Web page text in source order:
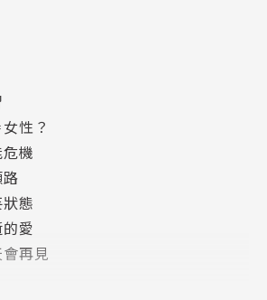
，
。」
旅程既漫長又艱難，
機的時刻，
顧地擔起責任。
理準備，
軀就止不住顫抖，
性？
機
態
愛
再見